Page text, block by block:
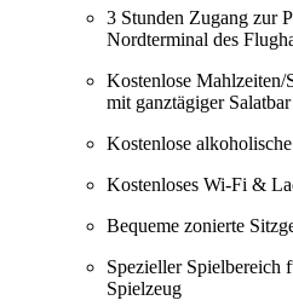
3 Stunden Zugang zur
Nordterminal des
Kostenlose
mit ganztägiger Salatbar
Kostenlose
Kostenloses Wi-Fi &
Bequeme zonierte
Spezieller Spielbereich
Spielzeug